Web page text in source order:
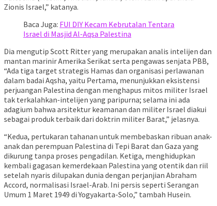
Zionis Israel,” katanya.
Baca Juga: FUI DIY Kecam Kebrutalan Tentara
Israel di Masjid Al-Aqsa Palestina
Dia mengutip Scott Ritter yang merupakan analis intelijen dan
mantan marinir Amerika Serikat serta pengawas senjata PBB,
“Ada tiga target strategis Hamas dan organisasi perlawanan
dalam badai Aqsha, yaitu Pertama, menunjukkan eksistensi
perjuangan Palestina dengan menghapus mitos militer Israel
tak terkalahkan-intelijen yang paripurna; selama ini ada
adagium bahwa arsitektur keamanan dan militer Israel diakui
sebagai produk terbaik dari doktrin militer Barat,” jelasnya.
“Kedua, pertukaran tahanan untuk membebaskan ribuan anak-
anak dan perempuan Palestina di Tepi Barat dan Gaza yang
dikurung tanpa proses pengadilan. Ketiga, menghidupkan
kembali gagasan kemerdekaan Palestina yang otentik dan riil
setelah nyaris dilupakan dunia dengan perjanjian Abraham
Accord, normalisasi Israel-Arab. Ini persis seperti Serangan
Umum 1 Maret 1949 di Yogyakarta-Solo,” tambah Husein.